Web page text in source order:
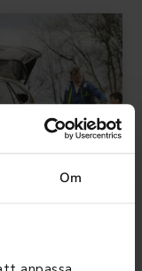
Om